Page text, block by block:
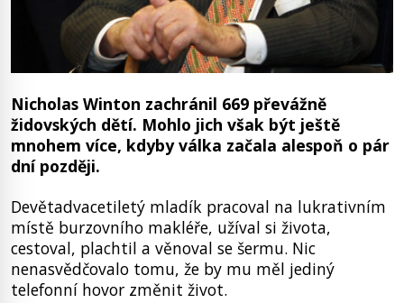
Nicholas Winton zachránil 669 převážně
židovských dětí. Mohlo jich však být ještě
mnohem více, kdyby válka začala alespoň o pár
dní později.
Devětadvacetiletý mladík pracoval na lukrativním
místě burzovního makléře, užíval si života,
cestoval, plachtil a věnoval se šermu. Nic
nenasvědčovalo tomu, že by mu měl jediný
telefonní hovor změnit život.